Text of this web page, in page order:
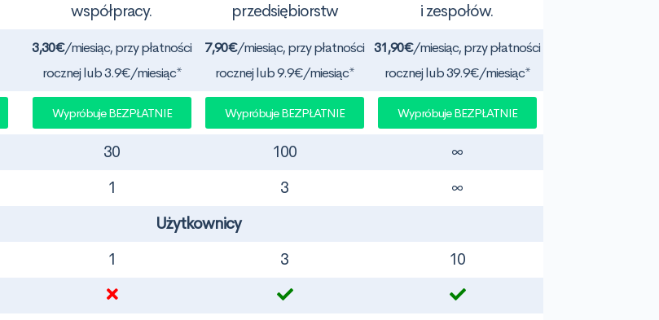
współpracy.
przedsiębiorstw
i zespołów.
3,30€/miesiąc, przy płatności
rocznej lub 3.9€/miesiąc*
7,90€/miesiąc, przy płatności
rocznej lub 9.9€/miesiąc*
31,90€/miesiąc, przy płatności
rocznej lub 39.9€/miesiąc*
Wypróbuje BEZPŁATNIE Wypróbuje BEZPŁATNIE Wypróbuje BEZPŁATNIE
30 100
∞
1 3
∞
Użytkownicy
1 3
10